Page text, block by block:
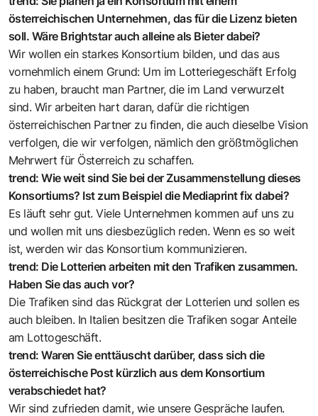
österreichischen Unternehmen, das für die Lizenz bieten
soll. Wäre Brightstar auch alleine als Bieter dabei?
Wir wollen ein starkes Konsortium bilden, und das aus
vornehmlich einem Grund: Um im Lotteriegeschäft Erfolg
zu haben, braucht man Partner, die im Land verwurzelt
sind. Wir arbeiten hart daran, dafür die richtigen
österreichischen Partner zu finden, die auch dieselbe Vision
verfolgen, die wir verfolgen, nämlich den größtmöglichen
Mehrwert für Österreich zu schaffen.
trend: Wie weit sind Sie bei der Zusammenstellung dieses
Konsortiums? Ist zum Beispiel die Mediaprint fix dabei?
Es läuft sehr gut. Viele Unternehmen kommen auf uns zu
und wollen mit uns diesbezüglich reden. Wenn es so weit
ist, werden wir das Konsortium kommunizieren.
trend: Die Lotterien arbeiten mit den Trafiken zusammen.
Haben Sie das auch vor?
Die Trafiken sind das Rückgrat der Lotterien und sollen es
auch bleiben. In Italien besitzen die Trafiken sogar Anteile
am Lottogeschäft.
trend: Waren Sie enttäuscht darüber, dass sich die
österreichische Post kürzlich aus dem Konsortium
verabschiedet hat?
Wir sind zufrieden damit, wie unsere Gespräche laufen. ­